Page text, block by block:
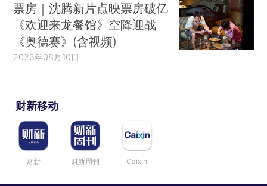
票房｜沈腾新片点映票房破亿
《欢迎来龙餐馆》空降迎战
《奥德赛》(含视频)
2026年08月10日
财新移动
财新 财新周刊 Caixin